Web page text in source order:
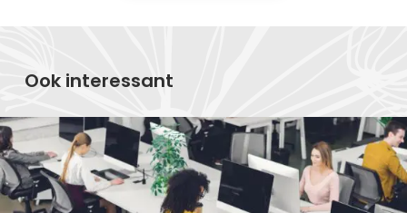
Ook interessant